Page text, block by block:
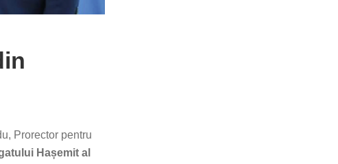
Prorector pentru
Hașemit al